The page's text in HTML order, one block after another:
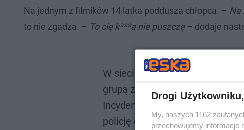
Na jednym z filmików 14-latka poddusza chłopca. – Na
to nie zgadza. – To cię k***a nie puszczę – dodaje
W sieci pojawiły się nagrania,
grupą znajomych gnębi, obraża
Incydent miał miejsce w
policję oraz do dyrektora szkoły.
Drogi Użytkowniku,
My, naszych 1162
przechowujemy informacje